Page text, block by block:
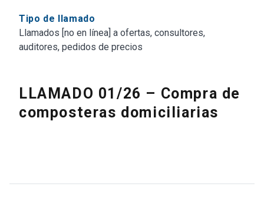
Tipo de llamado
Llamados [no en línea] a ofertas, consultores,
auditores, pedidos de precios
LLAMADO 01/26 – Compra de
composteras domiciliarias